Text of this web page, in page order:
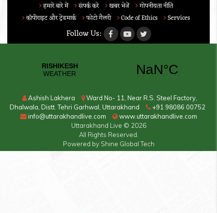
हमारे बारे में संपर्क करे खबर भेजें
गोपनीयता नीति
कॉपीराइट और ट्रेडमार्क
फोटो गैलरी Code of Ethics Services
Follow Us:
Ashish Lakhera
Ward No- 11, Near R.S. Steel Factory,
Dhalwala, Distt. Tehri Garhwal, Uttarakhand
+91 98086 00752
info@uttarakhandlive.com
www.uttarakhandlive.com
Uttarakhand Live © 2026
All Rights Reserved.
Powered by Shine Global Tech